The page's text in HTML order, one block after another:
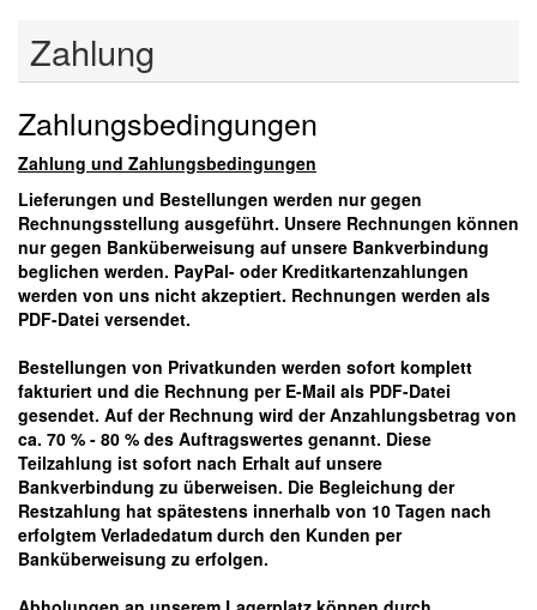
Zahlung
Zahlungsbedingungen
Zahlung und Zahlungsbedingungen
Lieferungen und Bestellungen werden nur gegen
Rechnungsstellung ausgeführt. Unsere Rechnungen können
nur gegen Banküberweisung auf unsere Bankverbindung
beglichen werden. PayPal- oder Kreditkartenzahlungen
werden von uns nicht akzeptiert. Rechnungen werden als
PDF-Datei versendet.
Bestellungen von Privatkunden werden sofort komplett
fakturiert und die Rechnung per E-Mail als PDF-Datei
gesendet. Auf der Rechnung wird der Anzahlungsbetrag von
ca. 70 % - 80 % des Auftragswertes genannt. Diese
Teilzahlung ist sofort nach Erhalt auf unsere
Bankverbindung zu überweisen. Die Begleichung der
Restzahlung hat spätestens innerhalb von 10 Tagen nach
erfolgtem Verladedatum durch den Kunden per
Banküberweisung zu erfolgen.